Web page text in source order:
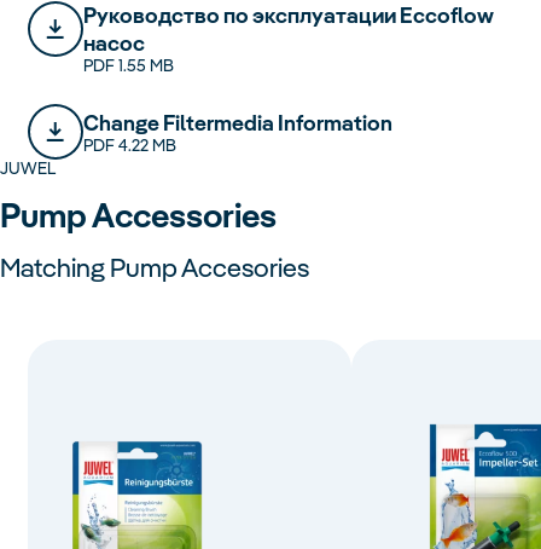
Pукoводство по экcплyaтации Eccoflow
насос
PDF 1.55 MB
Change Filtermedia Information
PDF 4.22 MB
JUWEL
Pump Accessories
Matching Pump Accesories